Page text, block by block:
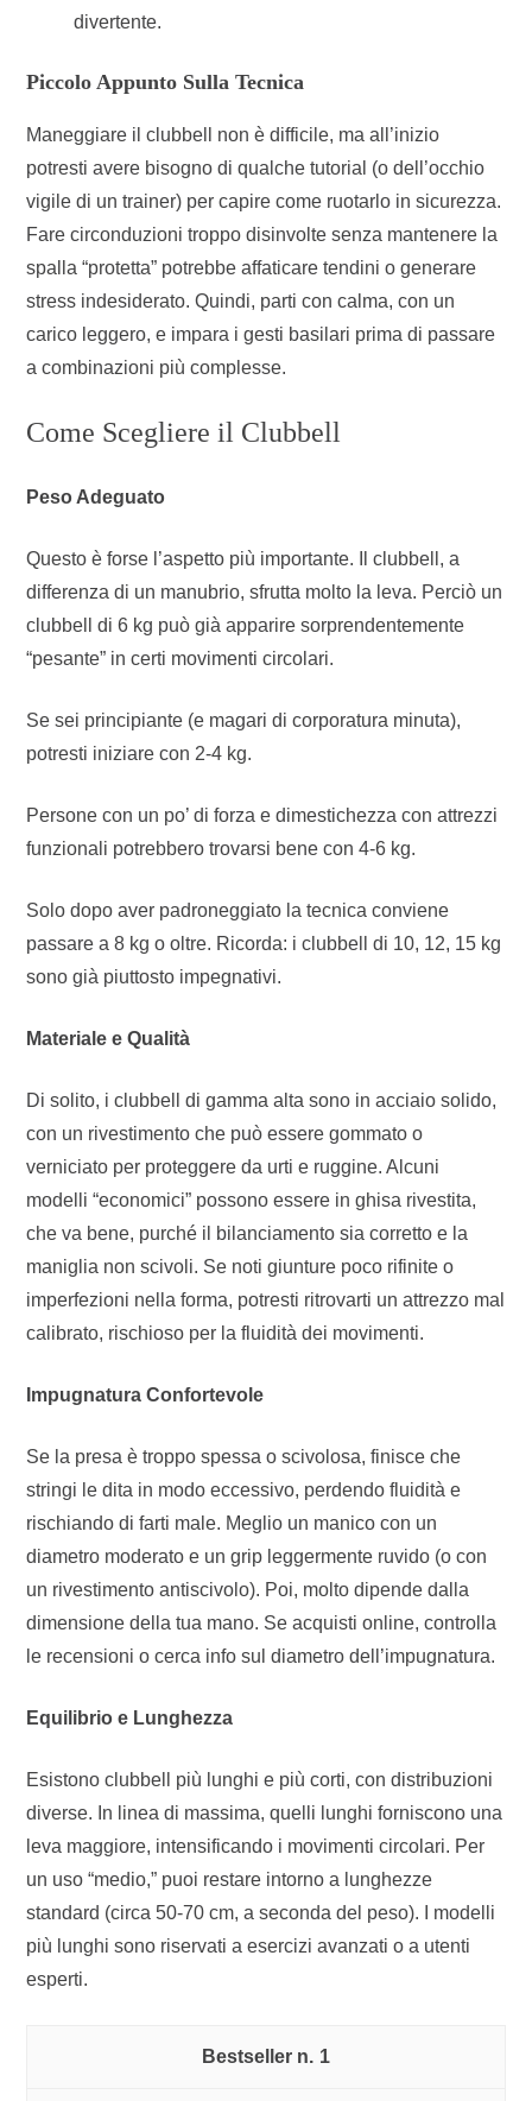
divertente.
Piccolo Appunto Sulla Tecnica
Maneggiare il clubbell non è difficile, ma all’inizio
potresti avere bisogno di qualche tutorial (o dell’occhio
vigile di un trainer) per capire come ruotarlo in sicurezza.
Fare circonduzioni troppo disinvolte senza mantenere la
spalla “protetta” potrebbe affaticare tendini o generare
stress indesiderato. Quindi, parti con calma, con un
carico leggero, e impara i gesti basilari prima di passare
a combinazioni più complesse.
Come Scegliere il Clubbell
Peso Adeguato
Questo è forse l’aspetto più importante. Il clubbell, a
differenza di un manubrio, sfrutta molto la leva. Perciò un
clubbell di 6 kg può già apparire sorprendentemente
“pesante” in certi movimenti circolari.
Se sei principiante (e magari di corporatura minuta),
potresti iniziare con 2-4 kg.
Persone con un po’ di forza e dimestichezza con attrezzi
funzionali potrebbero trovarsi bene con 4-6 kg.
Solo dopo aver padroneggiato la tecnica conviene
passare a 8 kg o oltre. Ricorda: i clubbell di 10, 12, 15 kg
sono già piuttosto impegnativi.
Materiale e Qualità
Di solito, i clubbell di gamma alta sono in acciaio solido,
con un rivestimento che può essere gommato o
verniciato per proteggere da urti e ruggine. Alcuni
modelli “economici” possono essere in ghisa rivestita,
che va bene, purché il bilanciamento sia corretto e la
maniglia non scivoli. Se noti giunture poco rifinite o
imperfezioni nella forma, potresti ritrovarti un attrezzo mal
calibrato, rischioso per la fluidità dei movimenti.
Impugnatura Confortevole
Se la presa è troppo spessa o scivolosa, finisce che
stringi le dita in modo eccessivo, perdendo fluidità e
rischiando di farti male. Meglio un manico con un
diametro moderato e un grip leggermente ruvido (o con
un rivestimento antiscivolo). Poi, molto dipende dalla
dimensione della tua mano. Se acquisti online, controlla
le recensioni o cerca info sul diametro dell’impugnatura.
Equilibrio e Lunghezza
Esistono clubbell più lunghi e più corti, con distribuzioni
diverse. In linea di massima, quelli lunghi forniscono una
leva maggiore, intensificando i movimenti circolari. Per
un uso “medio,” puoi restare intorno a lunghezze
standard (circa 50-70 cm, a seconda del peso). I modelli
più lunghi sono riservati a esercizi avanzati o a utenti
esperti.
1